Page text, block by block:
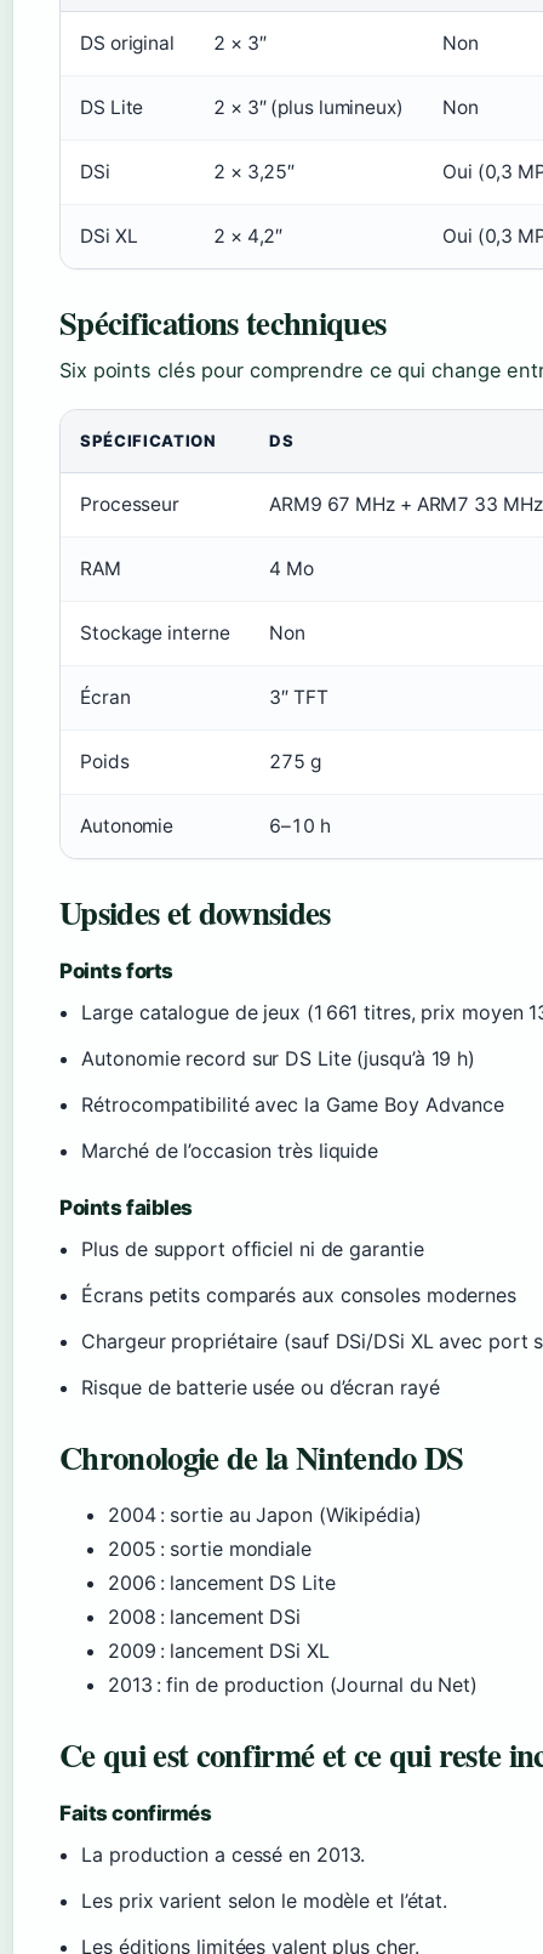
DS original 2 × 3″ Non
DS Lite 2 × 3″ (plus lumineux) Non
DSi 2 × 3,25″ Oui (0,3
DSi XL 2 × 4,2″ Oui (0,3
Spécifications techniques
Six points clés pour comprendre ce qui change
SPÉCIFICATION DS
Processeur ARM9 67 MHz + ARM7 33 MHz
RAM 4 Mo
Stockage interne Non
Écran 3″ TFT
Poids 275 g
Autonomie 6–10 h
Upsides et downsides
Points forts
Large catalogue de jeux (1 661 titres, prix moyen
Autonomie record sur DS Lite (jusqu’à 19 h)
Rétrocompatibilité avec la Game Boy Advance
Marché de l’occasion très liquide
Points faibles
Plus de support officiel ni de garantie
Écrans petits comparés aux consoles modernes
Chargeur propriétaire (sauf DSi/DSi XL avec port
Risque de batterie usée ou d’écran rayé
Chronologie de la Nintendo DS
2004: sortie au Japon (Wikipédia)
2005 : sortie mondiale
2006 : lancement DS Lite
2008 : lancement DSi
2009 : lancement DSi XL
2013 : fin de production (Journal du Net)
Ce qui est confirmé et ce qui reste
Faits confirmés
La production a cessé en 2013.
Les prix varient selon le modèle et l’état.
Les éditions limitées valent plus cher.